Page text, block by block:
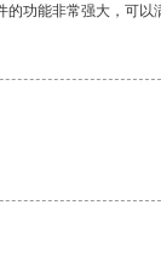
功能非常强大，可